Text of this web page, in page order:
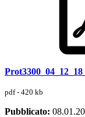
pdf - 420 kb
Pubblicato: